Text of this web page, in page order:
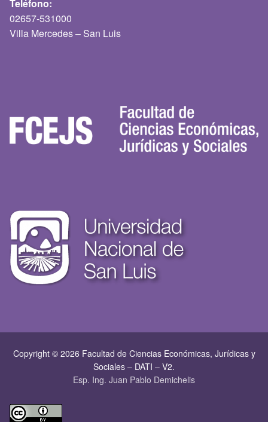
Teléfono:
02657-531000
Villa Mercedes – San Luis
Copyright © 2026 Facultad de Ciencias Económicas, Jurí­dicas y
Sociales – DATI – V2.
Esp. Ing. Juan Pablo Demichelis